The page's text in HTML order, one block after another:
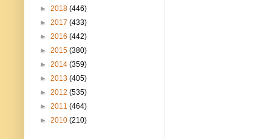
► 2018 (446)
► 2017 (433)
► 2016 (442)
► 2015 (380)
► 2014 (359)
► 2013 (405)
► 2012 (535)
► 2011 (464)
► 2010 (210)